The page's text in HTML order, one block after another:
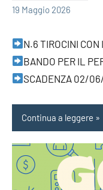
19 Maggio 2026
N.6 TIROCINI
BANDO PER IL
SCADENZA 02/
Continua a leggere